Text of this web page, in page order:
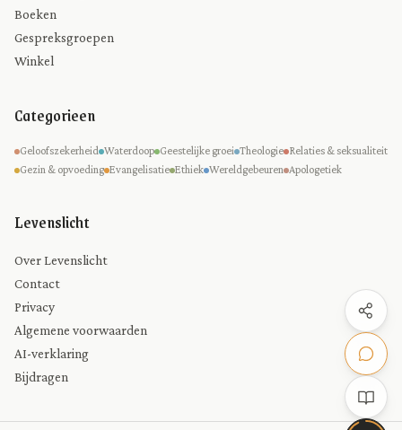
Boeken
Gespreksgroepen
Winkel
Categorieen
Geloofszekerheid Waterdoop Geestelijke groei Theologie Relaties & seksualiteit
Gezin & opvoeding Evangelisatie Ethiek Wereldgebeuren Apologetiek
Levenslicht
Over Levenslicht
Contact
Privacy
Algemene voorwaarden
AI-verklaring
Bijdragen